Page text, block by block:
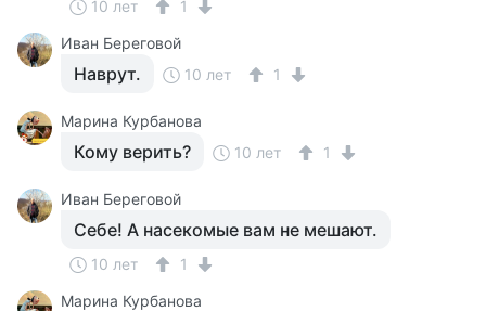
10 лет
1
Иван Береговой
Наврут. 10 лет 1
Марина Курбанова
Кому верить? 10 лет 1
Иван Береговой
Себе! А насекомые вам не мешают.
10 лет
1
Марина Курбанова